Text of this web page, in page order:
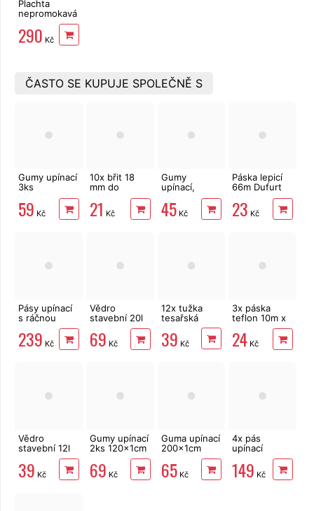
Plachta
nepromokavá
100g/m2,
průsvitná
290 Kč
ČASTO SE KUPUJE SPOLEČNĚ S
Gumy upínací
3ks
90/120/150x1cm
59 Kč
10x břit 18
mm do
odlamovacího
nože
21 Kč
Gumy
upínací,
ramen 50-
100x0,7cm
45Kč
Páska lepicí
66m Dufurt
nehlučná
průhledná
23 Kč
Pásy upínací
s ráčnou
2,5x500 cm
sada 2 ks
239 Kč
Vědro
stavební 20l
zesílené s
vodoznakem
69 Kč
12x tužka
tesařská
39 Kč
3x páska
teflon 10m x
12mm těsnící
24 Kč
Vědro
stavební 12l
zesílené s
vodoznakem
39 Kč
Gumy upínací
2ks 120x1cm
69 Kč
Guma upínací
200x1cm
HOOK
65Kč
4x pás
upínací
100kg,200x1,8cm
149 Kč